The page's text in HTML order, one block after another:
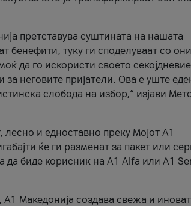
претставува суштината на нашата
бенефити, туку ги споделуваат со
да го искористи своето секојдневие
неговите пријатели. Ова е уште
слобода на избор,“ изјави
и едноставно преку Мојот А1
ќе ги разменат за пакет или
да биде корисник на А1 Alfa или A1
Македонија создава свежа и